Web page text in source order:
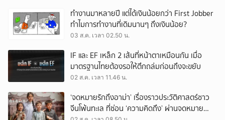
ทำงานมาหลายปี แต่ได้เงินน้อยกว่า First Jobber
ทำไมการทำงานที่เดิมนานๆ ถึงเงินน้อย?
03 ส.ค. เวลา 02.50 น.
IF และ EF เหล็ก 2 เส้นที่หน้าตาเหมือนกัน เมื่อ
มาตรฐานไทยต้องรอให้ตึกถล่มก่อนถึงจะขยับ
02 ส.ค. เวลา 11.46 น.
‘จดหมายรักถึงอาม่า’ เรื่องราวประวัติศาสตร์ชาว
จีนโพ้นทะเล ที่ซ่อน ‘ความคิดถึง’ ผ่านจดหมาย